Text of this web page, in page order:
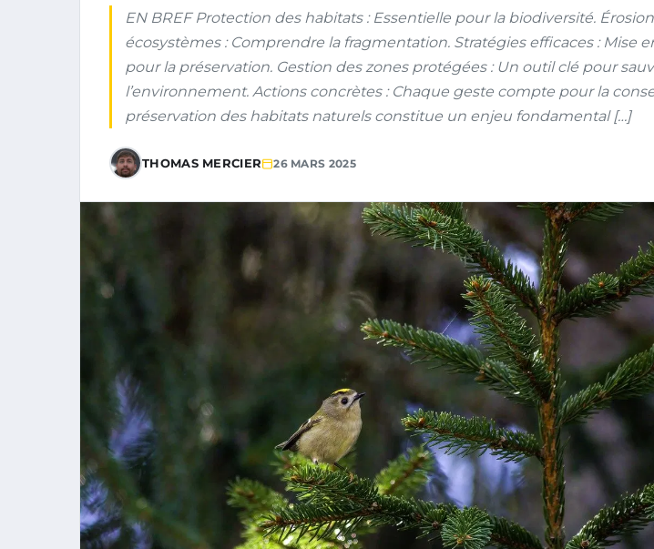
EN BREF Protection des habitats : Essentielle pour la biodiversité.
écosystèmes : Comprendre la fragmentation. Stratégies efficaces : Mise
pour la préservation. Gestion des zones protégées : Un outil clé pour
l’environnement. Actions concrètes : Chaque geste compte pour la
préservation des habitats naturels constitue un enjeu fondamental […]
THOMAS MERCIER 26 MARS 2025